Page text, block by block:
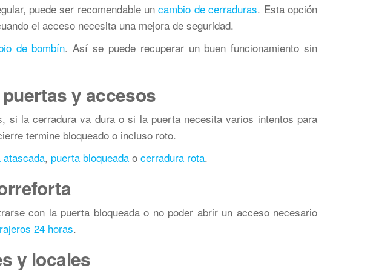
puede ser recomendable uncambio de cerraduras. Esta opción
el acceso necesita una mejora de seguridad.
de bombín. Así se puede recuperar un buen funcionamiento sin
y accesos
si la cerradura va dura o si la puerta necesita varios intentos para
termine bloqueado o incluso roto.
, puerta bloqueada o cerradura rota.
con la puerta bloqueada o no poder abrir un acceso necesario
24 horas.
y locales